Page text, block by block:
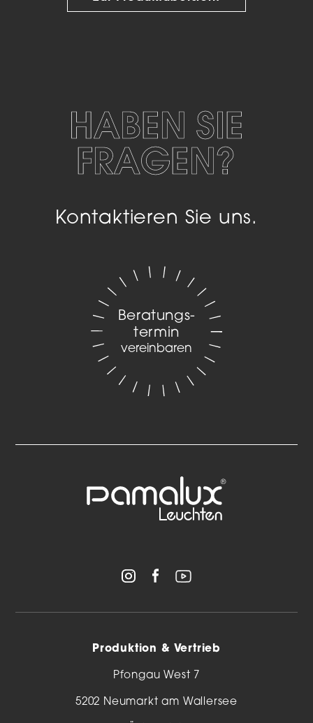
HABEN SIE
FRAGEN?
Kontaktieren Sie uns.
Beratungs­
termin
vereinbaren
Produktion & Vertrieb
Pfongau West 7
5202 Neumarkt am Wallersee